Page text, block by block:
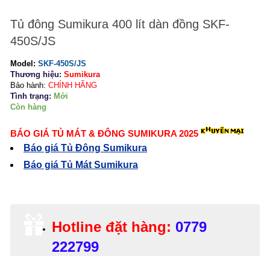
Tủ đông Sumikura 400 lít dàn đồng SKF-
450S/JS
Model: SKF-450S/JS
Thương hiệu: Sumikura
Bảo hành: CHÍNH HÃNG
Tình trạng: Mới
Còn hàng
BÁO GIÁ TỦ MÁT & ĐÔNG SUMIKURA 2025
Báo giá Tủ Đông Sumikura
Báo giá Tủ Mát Sumikura
Hotline đặt hàng: 0779
222799